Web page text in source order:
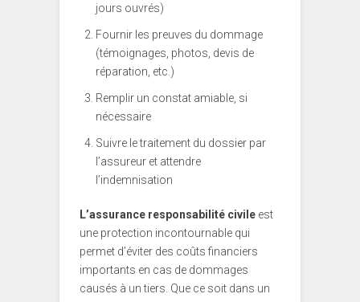
jours ouvrés)
Fournir les preuves du dommage
(témoignages, photos, devis de
réparation, etc.)
Remplir un constat amiable, si
nécessaire
Suivre le traitement du dossier par
l’assureur et attendre
l’indemnisation
L’assurance responsabilité civile est
une protection incontournable qui
permet d’éviter des coûts financiers
importants en cas de dommages
causés à un tiers. Que ce soit dans un